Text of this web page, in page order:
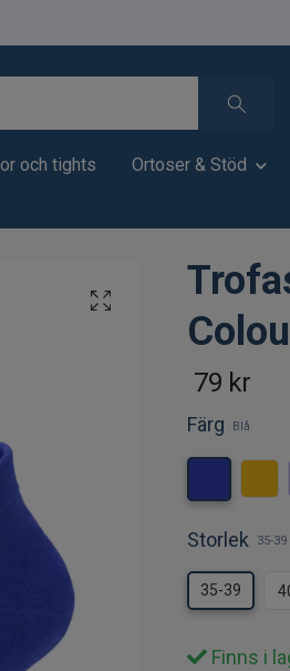
och tights Ortoser & Stöd
79 kr
Färg Blå
Storlek 35-39
35-39
Finns i